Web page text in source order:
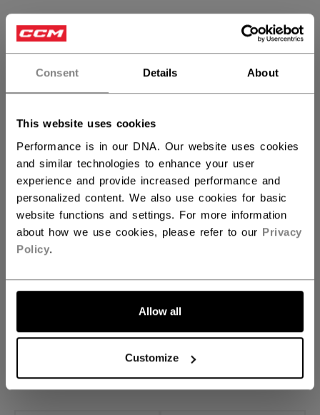
Consent Details About
This website uses cookies
Performance is in our DNA. Our website uses cookies
and similar technologies to enhance your user
experience and provide increased performance and
personalized content. We also use cookies for basic
website functions and settings. For more information
about how we use cookies, please refer to our Privacy
Policy.
Allow all
Customize
GRÖSSE GRÖSSE FINDEN
7.0 8.0
9.5
10.0 10.5 11.0
BREITE
Regular
MENGE
FILIALVERFÜGBARKEIT
Versandbestimmungen
Kostenfreie Rücksendungen